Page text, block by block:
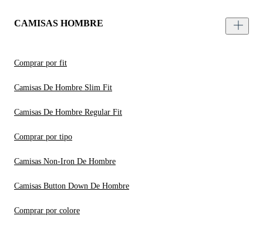
CAMISAS HOMBRE
Comprar por fit
Camisas De Hombre Slim Fit
Camisas De Hombre Regular Fit
Comprar por tipo
Camisas Non-Iron De Hombre
Camisas Button Down De Hombre
Comprar por colore